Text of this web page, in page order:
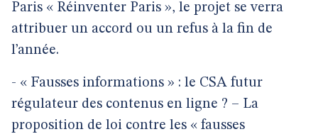
Paris « Réinventer Paris », le projet se verra
attribuer un accord ou un refus à la fin de
l’année.
- « Fausses informations » : le CSA futur
régulateur des contenus en ligne ? – La
proposition de loi contre les « fausses